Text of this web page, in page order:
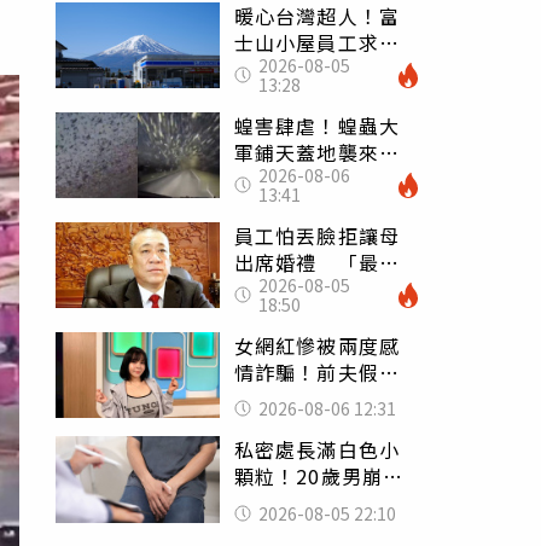
暖心台灣超人！富
士山小屋員工求助
「想活下去」 山
友狂背物資上山：
台灣真的是寶島
2026-08-05
13:28
蝗害肆虐！蝗蟲大
軍鋪天蓋地襲來宛
如末日 網驚：聖
經十災
2026-08-06
13:41
員工怕丟臉拒讓母
出席婚禮 「最愛
發錢老闆」震怒開
除：我看不起你
2026-08-05
18:50
女網紅慘被兩度感
情詐騙！前夫假割
頸詐光200萬再遇假
富商「養套殺2000
萬」
2026-08-06 12:31
私密處長滿白色小
顆粒！20歲男崩潰
求診 醫曝5大真相
別再誤會
2026-08-05 22:10